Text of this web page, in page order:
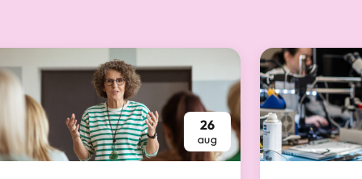
26
aug